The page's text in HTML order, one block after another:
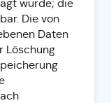
wurde; die
Die von
Daten
Löschung